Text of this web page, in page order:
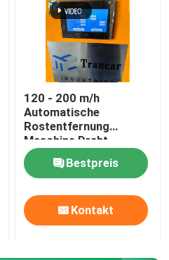
120 - 200 m/h
Automatische
Rostentfernung
Maschine Draht
Oberfläche Schleifen
LinishingBestpreis
Kontakt